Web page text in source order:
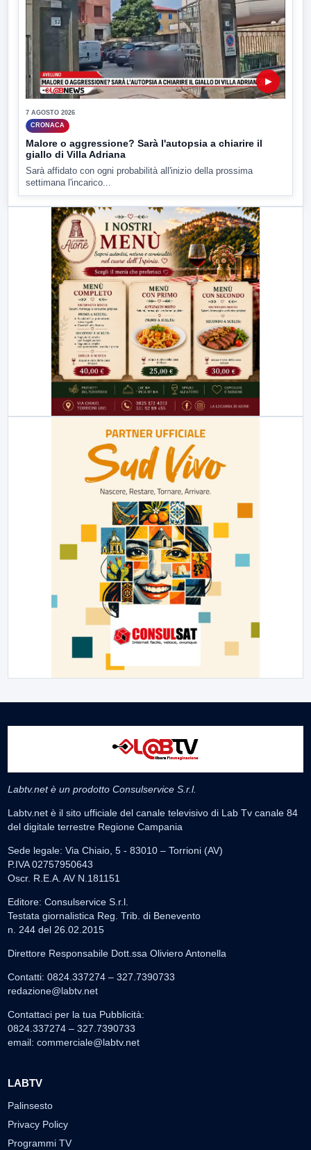
▶
7 AGOSTO 2026
CRONACA
Malore o aggressione? Sarà l'autopsia a chiarire il
giallo di Villa Adriana
Sarà affidato con ogni probabilità all'inizio della prossima
settimana l'incarico...
Labtv.net è un prodotto Consulservice S.r.l.
Labtv.net è il sito ufficiale del canale televisivo di Lab Tv canale 84
del digitale terrestre Regione Campania
Sede legale: Via Chiaio, 5 - 83010 – Torrioni (AV)
P.IVA 02757950643
Oscr. R.E.A. AV N.181151
Editore: Consulservice S.r.l.
Testata giornalistica Reg. Trib. di Benevento
n. 244 del 26.02.2015
Direttore Responsabile Dott.ssa Oliviero Antonella
Contatti: 0824.337274 – 327.7390733
redazione@labtv.net
Contattaci per la tua Pubblicità:
0824.337274 – 327.7390733
email: commerciale@labtv.net
LABTV
Palinsesto
Privacy Policy
Programmi TV